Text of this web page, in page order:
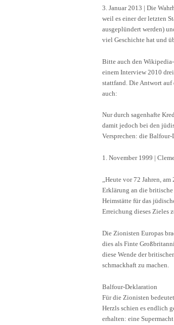
3. Januar 2013 | Die
weil es einer der letzten
ausgeplündert werden)
viel Geschichte hat und
Bitte auch den
einem Interview 2010
stattfand. Die Antwort auf
auch:
Nur durch sagenhafte
damit jedoch bei den
Versprechen: die
1. November 1999 |
„Heute vor 72 Jahren,
Erklärung an die
Heimstätte für das
Erreichung dieses Zieles
Die Zionisten Europas
dies als Finte
diese Wende der
schmackhaft zu machen.
Balfour-Deklaration
Für die Zionisten
Herzls schien es endlich
erhalten: eine